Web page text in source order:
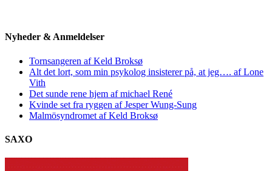
Nyheder & Anmeldelser
Tornsangeren af Keld Broksø
Alt det lort, som min psykolog insisterer på, at jeg…. af Lone
Vith
Det sunde rene hjem af michael René
Kvinde set fra ryggen af Jesper Wung-Sung
Malmösyndromet af Keld Broksø
SAXO